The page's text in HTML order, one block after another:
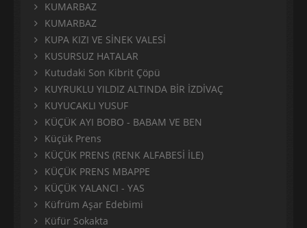
KUMARBAZ
KUMARBAZ
KUPA KIZI VE SİNEK VALESİ
KUSURSUZ HATALAR
Kutudaki Son Kibrit Çöpü
KUYRUKLU YILDIZ ALTINDA BİR İZDİVAÇ
KUYUCAKLI YUSUF
KÜÇÜK AYI BOBO - BABAM VE BEN
Küçük Prens
KÜÇÜK PRENS (RENK ALFABESİ İLE)
KÜÇÜK PRENS MBAPPE
KÜÇÜK YALANCI - YAS
Küfrüm Aşar Edebimi
Küfür Sokakta